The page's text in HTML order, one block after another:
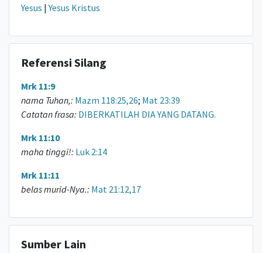
Yesus |Yesus Kristus
Referensi Silang
Mrk 11:9
nama Tuhan,: Mazm 118:25,26; Mat 23:39
Catatan frasa: DIBERKATILAH DIA YANG DATANG.
Mrk 11:10
maha tinggi!: Luk 2:14
Mrk 11:11
belas murid-Nya.: Mat 21:12,17
Sumber Lain